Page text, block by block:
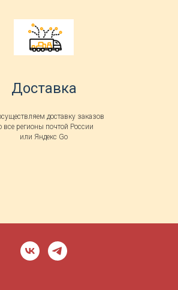
Доставка
доставку заказов
все регионы почтой России
или Яндекс Go